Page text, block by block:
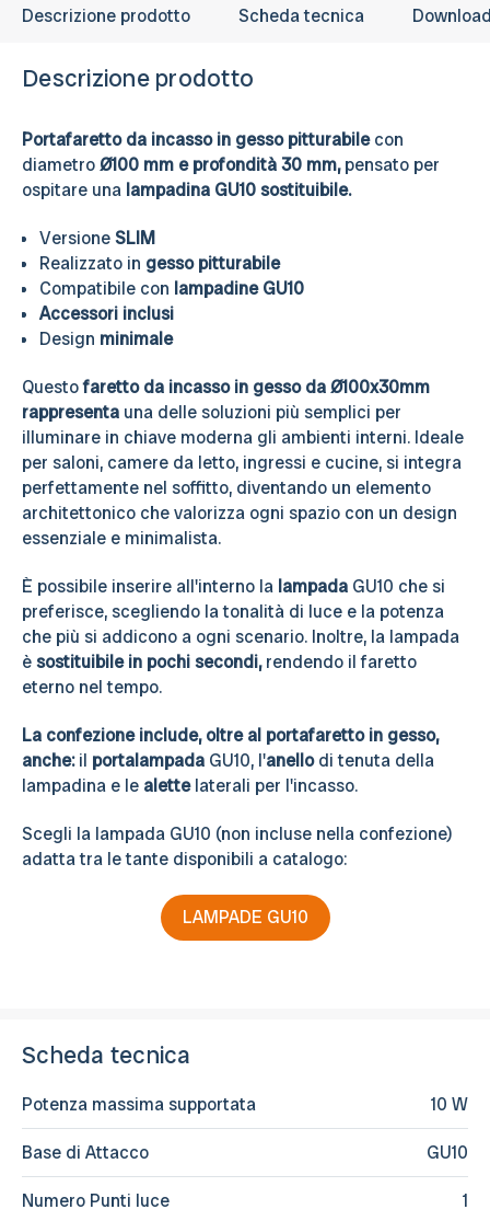
Descrizione prodotto Scheda tecnica
Scheda tecnica
Potenza massima supportata 10 W
Base di Attacco GU10
Numero Punti luce 1
Descrizione prodotto
Portafaretto da incasso in gesso pitturabilecon
diametroØ100 mm e profondità 30 mm,pensato per
ospitare una lampadina GU10 sostituibile.
VersioneSLIM
Realizzato in gesso pitturabile
Compatibile con lampadine GU10
Accessori inclusi
Design minimale
Questofaretto da incasso in gesso da Ø100x30mm
rappresenta una delle soluzioni più semplici per
illuminare in chiave moderna gli ambienti interni. Ideale
per saloni, camere da letto, ingressi e cucine, si integra
perfettamente nel soffitto, diventando un elemento
architettonico che valorizza ogni spazio con un design
essenziale e minimalista.
È possibile inserire all'interno la lampada GU10 che si
preferisce, scegliendo la tonalità di luce e la potenza
che più si addicono a ogni scenario. Inoltre, la lampada
èsostituibile in pochi secondi,rendendo il faretto
eterno nel tempo.
La confezione include, oltre al portafaretto in gesso,
anche:il portalampada GU10, l'anellodi tenuta della
lampadina e le alettelaterali per l'incasso.
Scegli la lampada GU10 (non incluse nella confezione)
adatta tra le tante disponibili a catalogo:
LAMPADE GU10